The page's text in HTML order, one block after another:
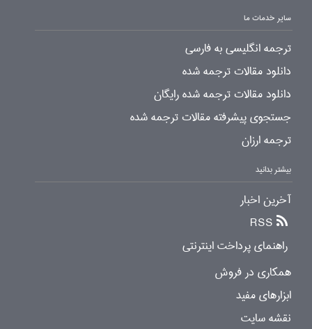
سایر خدمات ما
ترجمه انگلیسی به فارسی
دانلود مقالات ترجمه شده
دانلود مقالات ترجمه شده رایگان
جستجوی پیشرفته مقالات ترجمه شده
ترجمه ارزان
بیشتر بدانید
آخرین اخبار
RSS
راهنمای پرداخت اینترنتی
همکاری در فروش
ابزارهای مفید
نقشه سایت